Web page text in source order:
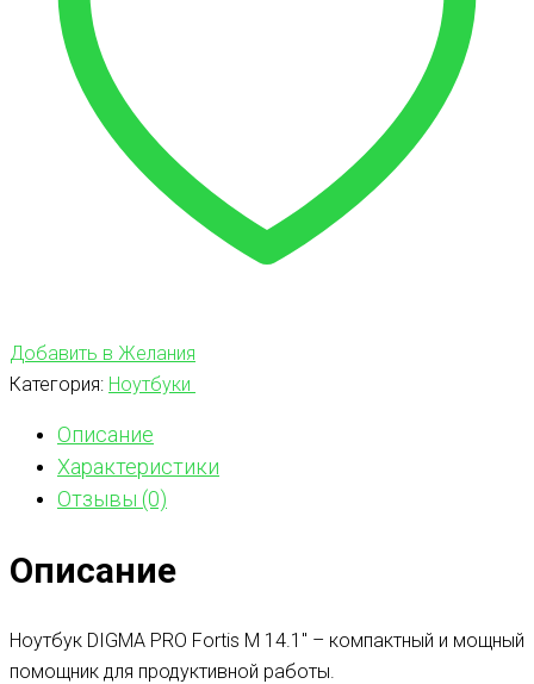
Добавить в Желания
Категория: Ноутбуки
Описание
Характеристики
Отзывы (0)
Описание
Ноутбук DIGMA PRO Fortis M 14.1″ – компактный и мощный
помощник для продуктивной работы.